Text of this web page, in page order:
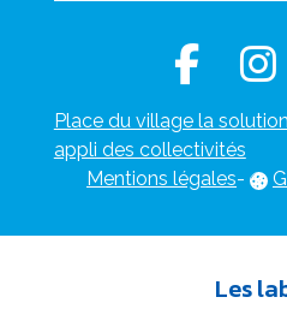
Place du village la
appli des collectivités
Mentions légales-
Les